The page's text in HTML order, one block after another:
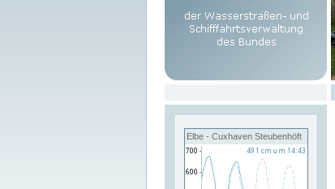
Elbe - Cuxhaven Steubenhöft